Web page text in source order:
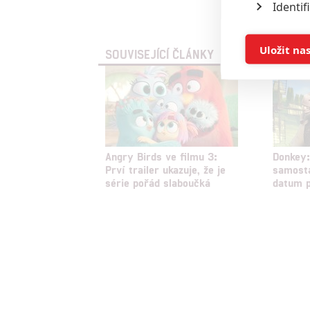
SOUVISEJÍCÍ ČLÁNKY
Angry Birds ve filmu 3:
Prví trailer ukazuje, že je
série pořád slaboučká
datum
služeb
Udělením
možnost:
Uložit